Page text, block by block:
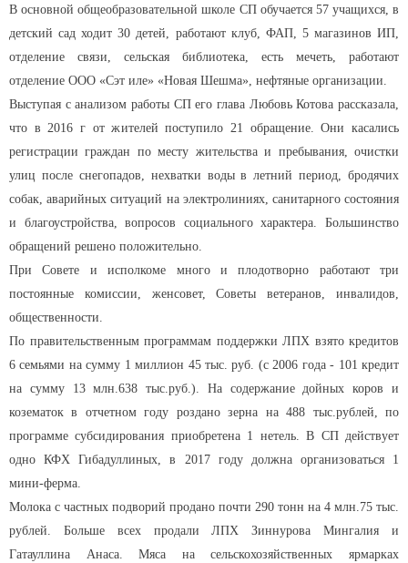
В основной общеобразовательной школе СП обучается 57 учащихся, в
детский сад ходит 30 детей, работают клуб, ФАП, 5 магазинов ИП,
отделение связи, сельская библиотека, есть мечеть, работают
отделение ООО «Сэт иле» «Новая Шешма», нефтяные организации.
Выступая с анализом работы СП его глава Любовь Котова рассказала,
что в 2016 г от жителей поступило 21 обращение. Они касались
регистрации граждан по месту жительства и пребывания, очистки
улиц после снегопадов, нехватки воды в летний период, бродячих
собак, аварийных ситуаций на электролиниях, санитарного состояния
и благоустройства, вопросов социального характера. Большинство
обращений решено положительно.
При Совете и исполкоме много и плодотворно работают три
постоянные комиссии, женсовет, Советы ветеранов, инвалидов,
общественности.
По правительственным программам поддержки ЛПХ взято кредитов
6 семьями на сумму 1 миллион 45 тыс. руб. (с 2006 года - 101 кредит
на сумму 13 млн.638 тыс.руб.). На содержание дойных коров и
козематок в отчетном году роздано зерна на 488 тыс.рублей, по
программе субсидирования приобретена 1 нетель. В СП действует
одно КФХ Гибадуллиных, в 2017 году должна организоваться 1
мини-ферма.
Молока с частных подворий продано почти 290 тонн на 4 млн.75 тыс.
рублей. Больше всех продали ЛПХ Зиннурова Мингалия и
Гатауллина Анаса. Мяса на сельскохозяйственных ярмарках